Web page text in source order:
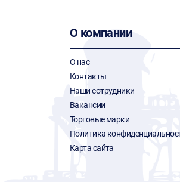
О компании
О нас
Контакты
Наши сотрудники
Вакансии
Торговые марки
Политика
Карта сайта